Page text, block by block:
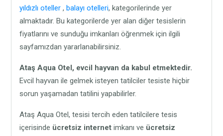
yıldızlı oteller,balayı otelleri, kategorilerinde yer
almaktadır. Bu kategorilerde yer alan diğer tesislerin
fiyatlarını ve sunduğu imkanları öğrenmek için ilgili
sayfamızdan yararlanabilirsiniz.
Ataş Aqua Otel, evcil hayvan da kabul etmektedir.
Evcil hayvan ile gelmek isteyen tatilciler tesiste hiçbir
sorun yaşamadan tatilini yapabilirler.
Ataş Aqua Otel, tesisi tercih eden tatilcilere tesis
içerisinde ücretsiz internet imkanı ve ücretsiz